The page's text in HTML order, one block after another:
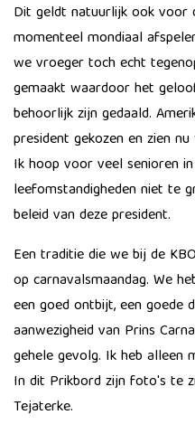
Dit geldt natuurlijk ook voor
momenteel mondiaal
we vroeger toch echt
gemaakt waardoor het
behoorlijk zijn gedaald.
president gekozen en zien
Ik hoop voor veel senioren
leefomstandigheden niet te
beleid van deze president.
Een traditie die we bij de
op carnavalsmaandag. We
een goed ontbijt, een goede
aanwezigheid van Prins
gehele gevolg. Ik heb alleen
In dit Prikbord zijn foto's te
Tejaterke.